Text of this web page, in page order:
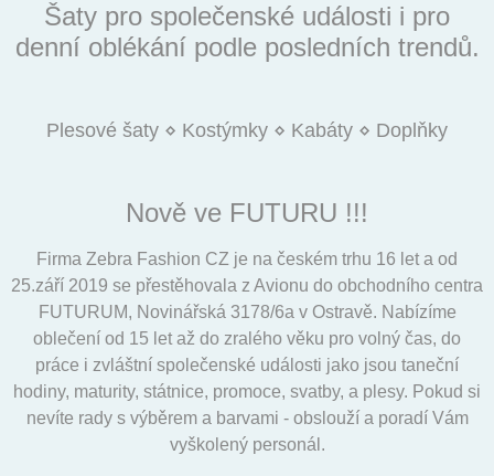
Šaty pro společenské události i pro
denní oblékání podle posledních trendů.
Nově ve FUTURU !!!
Firma Zebra Fashion CZ je na českém trhu 16 let a od
25.září 2019 se přestěhovala z Avionu do obchodního centra
FUTURUM, Novinářská 3178/6a v Ostravě. Nabízíme
oblečení od 15 let až do zralého věku pro volný čas, do
práce i zvláštní společenské události jako jsou taneční
hodiny, maturity, státnice, promoce, svatby, a plesy. Pokud si
nevíte rady s výběrem a barvami - obslouží a poradí Vám
vyškolený personál.